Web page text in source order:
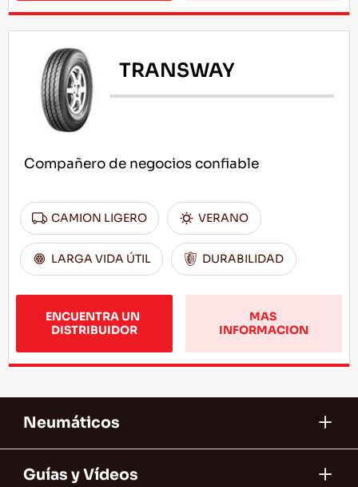
TRANSWAY
Compañero de negocios confiable
CAMION LIGERO VERANO
LARGA VIDA ÚTIL DURABILIDAD
ENCUENTRA UN
DISTRIBUIDOR
MAS
INFORMACION
Neumáticos
Guías y Vídeos